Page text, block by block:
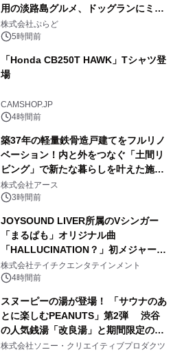
用の淡路島グルメ、ドッグランにミニ
プール グランピングとトレーラーハウ
スの2施設で
株式会社ぷらど
5時間前
「Honda CB250T HAWK」Tシャツ登
場
CAMSHOP.JP
4時間前
築37年の軽量鉄骨造戸建てをフルリノ
ベーション！内と外をつなぐ「土間リ
ビング」で新たな暮らしを叶えた施工
事例を株式会社アースが公開
株式会社アース
3時間前
JOYSOUND LIVER所属のVシンガー
「まるぱも」オリジナル曲
「HALLUCINATION？」初メジャー配
信リリース決定！
株式会社テイチクエンタテインメント
4時間前
スヌーピーの湯が登場！ 「サウナのあ
とに楽しむPEANUTS」第2弾 渋谷
の人気銭湯「改良湯」と期間限定のコ
ラボレーション サウナイキタイコラ
株式会社ソニー・クリエイティブプロダクツ